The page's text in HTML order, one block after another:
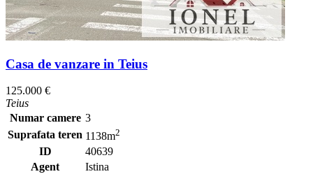
Casa de vanzare in Teius
125.000 €
Teius
Numar camere 3
Suprafata teren 1138m2
ID
40639
Agent
Istina